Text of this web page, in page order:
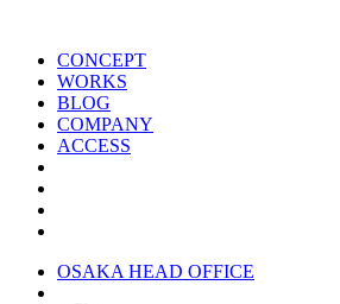
CONCEPT
WORKS
BLOG
COMPANY
ACCESS
OSAKA HEAD OFFICE